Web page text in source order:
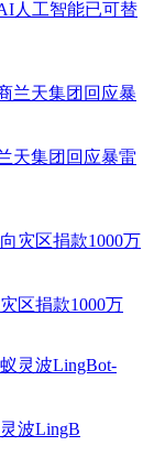
人工智能已可替
天集团回应暴雷
区捐款1000万
波LingB